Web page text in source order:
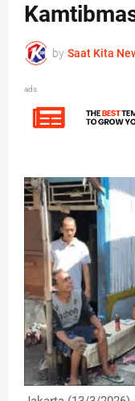
by Saat Kita
ads